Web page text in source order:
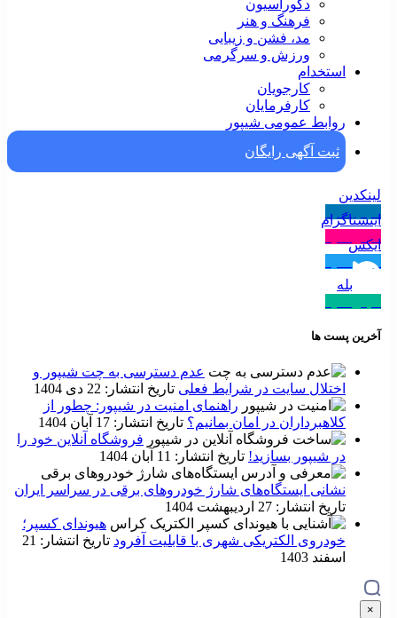
دکوراسیون
فرهنگ و هنر
مد، فشن و زیبایی
ورزش و سرگرمی
استخدام
کارجویان
کارفرمایان
روابط عمومی شیپور
ثبت آگهی رایگان
لینکدین
دنبال کنید
اینستاگرام
دنبال کنید
ایکس
دنبال کنید
بله
آخرین پست ها
عدم دسترسی به چت شیپور و
اختلال سایت در شرایط فعلی تاریخ انتشار: 22 دی 1404
راهنمای امنیت در شیپور: چطور از
کلاهبرداران در امان بمانیم؟ تاریخ انتشار: 17 آبان 1404
فروشگاه آنلاین خود را
در شیپور بسازید! تاریخ انتشار: 11 آبان 1404
نشانی ایستگاه‌های شارژ خودروهای برقی در سراسر ایران
تاریخ انتشار: 27 اردیبهشت 1404
هیوندای کسپر؛
خودروی الکتریکی شهری با قابلیت آفرود
تاریخ انتشار: 21
اسفند 1403
×